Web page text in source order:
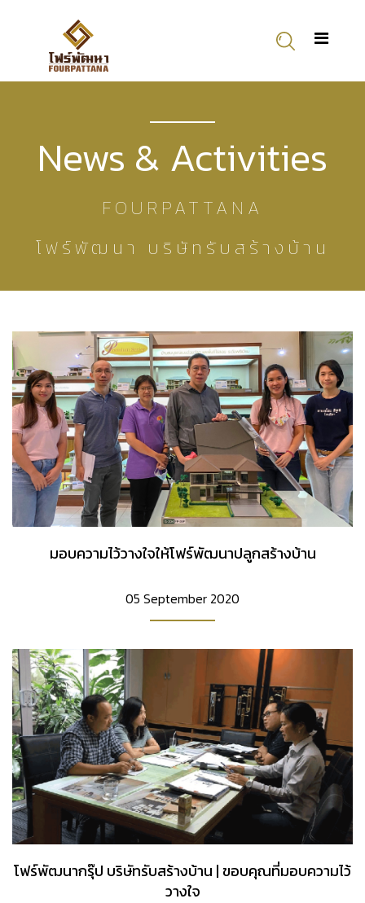
News & Activities
FOURPATTANA
โฟร์พัฒนา บริษัทรับสร้างบ้าน
มอบความไว้วางใจให้โฟร์พัฒนาปลูกสร้างบ้าน
05 September 2020
โฟร์พัฒนากรุ๊ป บริษัทรับสร้างบ้าน | ขอบคุณที่มอบความไว้
วางใจ